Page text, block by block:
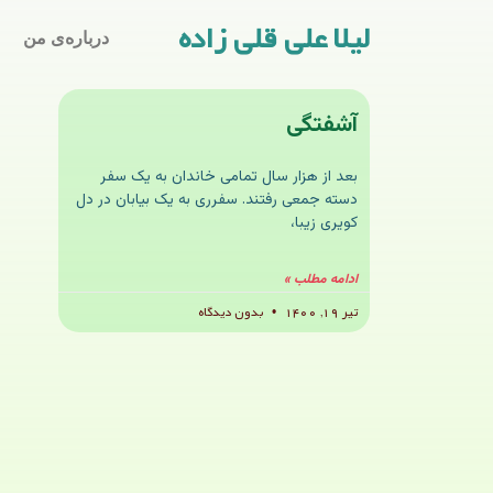
لیلا علی قلی زاده درباره‌ی من
آشفتگی
بعد از هزار سال تمامی خاندان به یک سفر
دسته جمعی رفتند. سفرری به یک بیابان در دل
کویری زیبا،
ادامه مطلب »
تیر ۱۹, ۱۴۰۰
بدون دیدگاه